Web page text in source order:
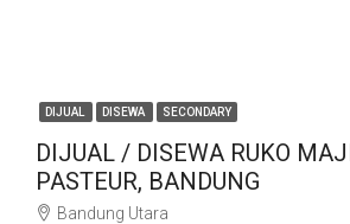
DIJUAL DISEWA SECONDARY
DIJUAL / DISEWA RUKO
PASTEUR, BANDUNG
Bandung Utara